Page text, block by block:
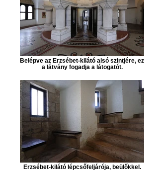
Belépve az Erzsébet-kilátó alsó szintjére, ez
a látvány fogadja a látogatót.
Erzsébet-kilátó lépcsőfeljárója, beülőkkel.